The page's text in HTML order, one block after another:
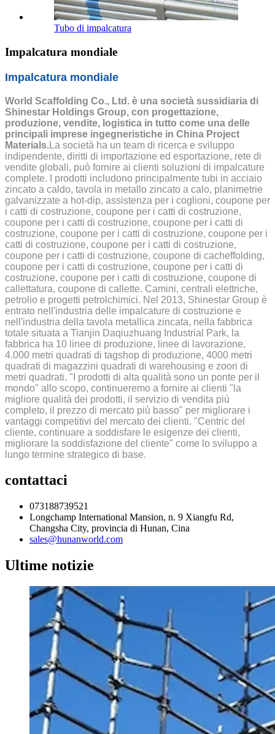
Tubo di impalcatura
Impalcatura mondiale
Impalcatura mondiale
World Scaffolding Co., Ltd. è una società sussidiaria di
Shinestar Holdings Group, con progettazione,
produzione, vendite, logistica in tutto come una delle
principali imprese ingegneristiche in China Project
Materials.La società ha un team di ricerca e sviluppo
indipendente, diritti di importazione ed esportazione, rete di
vendite globali, può fornire ai clienti soluzioni di impalcature
complete. I prodotti includono principalmente tubi in acciaio
zincato a caldo, tavola in metallo zincato a calo, planimetrie
galvanizzate a hot-dip, assistenza per i coglioni, coupone per
i catti di costruzione, coupone per i catti di costruzione,
coupone per i catti di costruzione, coupone per i catti di
costruzione, coupone per i catti di costruzione, coupone per i
catti di costruzione, coupone per i catti di costruzione,
coupone per i catti di costruzione, coupone di cacheffolding,
coupone per i catti di costruzione, coupone per i catti di
costruzione, coupone per i catti di costruzione, coupone di
callettatura, coupone di callette. Camini, centrali elettriche,
petrolio e progetti petrolchimici. Nel 2013, Shinestar Group è
entrato nell'industria delle impalcature di costruzione e
nell'industria della tavola metallica zincata, nella fabbrica
totale situata a Tianjin Daqiuzhuang Industrial Park, la
fabbrica ha 10 linee di produzione, linee di lavorazione,
4.000 metri quadrati di tagshop di produzione, 4000 metri
quadrati di magazzini quadrati di warehousing e zoori di
metri quadrati. "I prodotti di alta qualità sono un ponte per il
mondo" allo scopo, continueremo a fornire ai clienti "la
migliore qualità dei prodotti, il servizio di vendita più
completo, il prezzo di mercato più basso" per migliorare i
vantaggi competitivi del mercato dei clienti. "Centric del
cliente, continuare a soddisfare le esigenze dei clienti,
migliorare la soddisfazione del cliente" come lo sviluppo a
lungo termine strategico di base.
contattaci
073188739521
Longchamp International Mansion, n. 9 Xiangfu Rd,
Changsha City, provincia di Hunan, Cina
sales@hunanworld.com
Ultime notizie